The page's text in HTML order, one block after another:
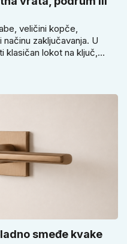
veličini kopče,
zaključavanja. U
klasičan lokot na ključ,
ne isplati voditi samo
smeđe kvake